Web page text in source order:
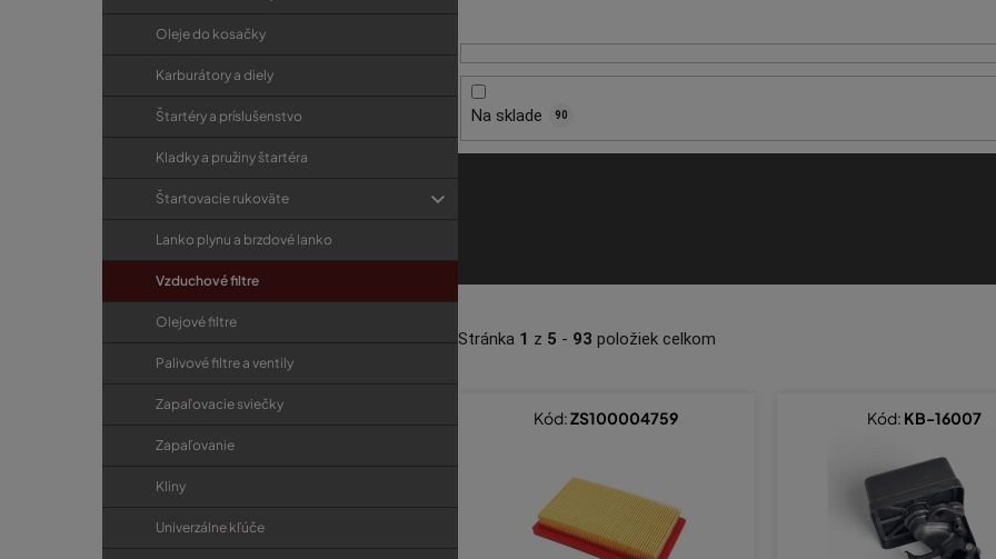
Oleje do kosačky
Karburátory a diely
Štartéry a príslušenstvo
Kladky a pružiny štartéra
Štartovacie rukoväte
Lanko plynu a brzdové lanko
Vzduchové filtre
Olejové filtre
Palivové filtre a ventily
Zapaľovacie sviečky
Zapaľovanie
Kliny
Univerzálne kľúče
Stránka 1 z 5 - 93 položiek celkom
Na sklade 90
s
p
o
d
t
o
v
Kód:ZS100004759 Kód: KB-16007